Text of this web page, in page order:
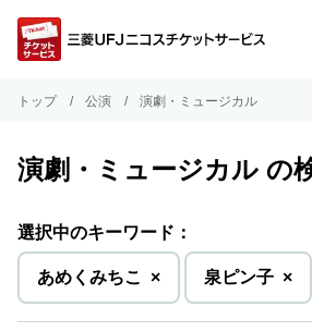
トップ 公演 演劇・ミュージカル
演劇・ミュージカル の
選択中のキーワード：
あめくみちこ
を
削
× 泉ピン⼦を
削
×